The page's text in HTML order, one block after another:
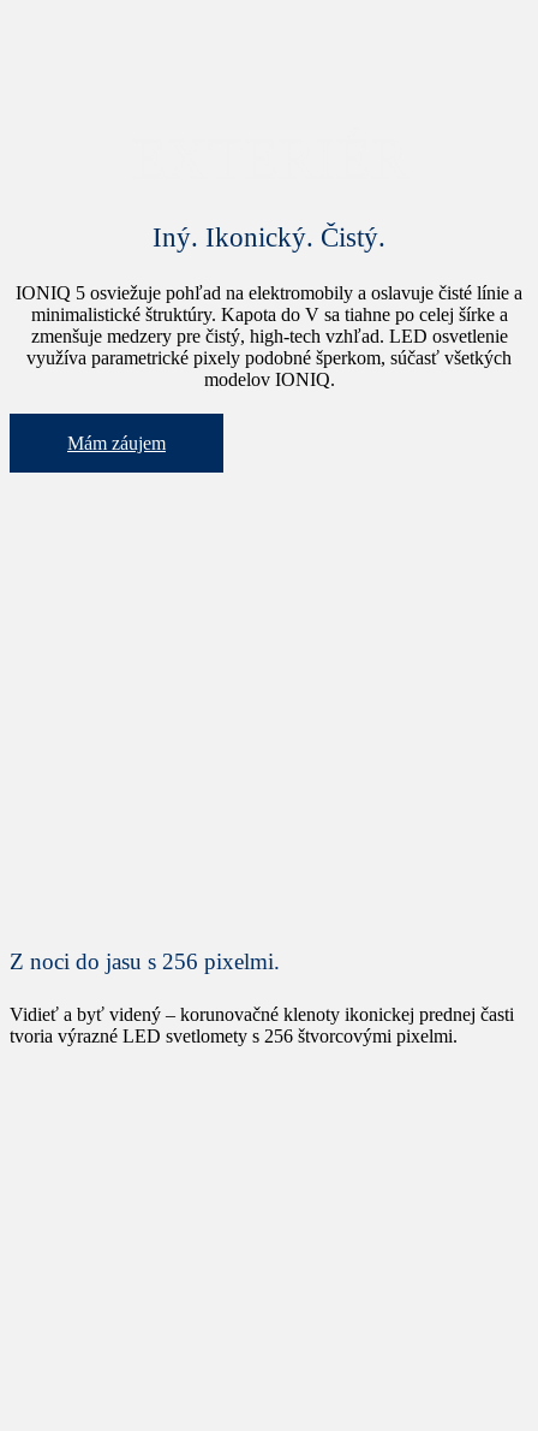
Iný. Ikonický. Čistý.
IONIQ 5 osviežuje pohľad na elektromobily a oslavuje čisté línie a
minimalistické štruktúry. Kapota do V sa tiahne po celej šírke a
zmenšuje medzery pre čistý, high-tech vzhľad. LED osvetlenie
využíva parametrické pixely podobné šperkom, súčasť všetkých
modelov IONIQ.
Mám záujem
Z noci do jasu s 256 pixelmi.
Vidieť a byť videný – korunovačné klenoty ikonickej prednej časti
tvoria výrazné LED svetlomety s 256 štvorcovými pixelmi.